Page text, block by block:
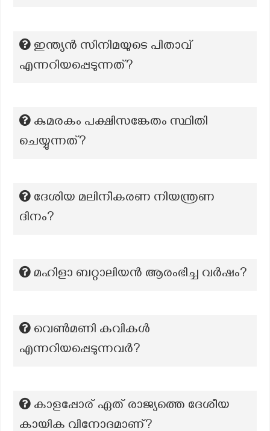
ഇന്ത്യൻ സിനിമയുടെ പിതാവ്
എന്നറിയപ്പെടുന്നത്?
കുമരകം പക്ഷിസങ്കേതം സ്ഥിതി
ചെയ്യുന്നത്?
ദേശിയ മലിനീകരണ നിയന്ത്രണ
ദിനം?
മഹിളാ ബറ്റാലിയൻ ആരംഭിച്ച വർഷം?
വെൺമണി കവികൾ
എന്നറിയപ്പെടുന്നവര്‍?
കാളപ്പോര് ഏത് രാജ്യത്തെ ദേശീയ
കായിക വിനോദമാണ്?